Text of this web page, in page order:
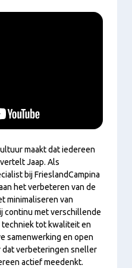
maakt dat iedereen
Jaap. Als
bij FrieslandCampina
het verbeteren van de
minimaliseren van
continu met verschillende
tot kwaliteit en
samenwerking en open
dat verbeteringen sneller
actief meedenkt.